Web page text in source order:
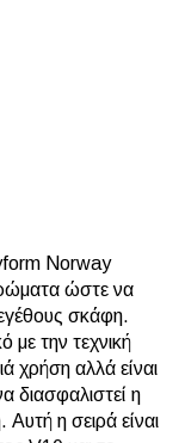
Norway
ώστε να
σκάφη.
με την τεχνική
χρήση αλλά είναι
διασφαλιστεί η
Αυτή η σειρά είναι